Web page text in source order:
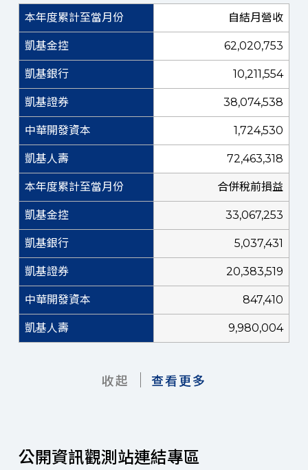
自結月營收
62,020,753
10,211,554
38,074,538
1,724,530
72,463,318
合併稅前損益
33,067,253
5,037,431
20,383,519
847,410
9,980,004
收起 查看更多
公開資訊觀測站連結專區